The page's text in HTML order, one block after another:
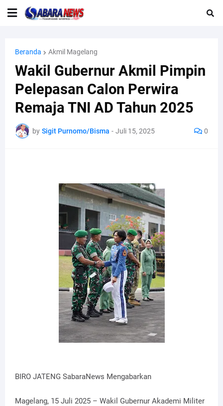
Beranda Akmil Magelang
Wakil Gubernur Akmil Pimpin
Pelepasan Calon Perwira
Remaja TNI AD Tahun 2025
by Sigit Purnomo/Bisma - Juli 15, 2025 0
BIRO JATENG SabaraNews Mengabarkan
Magelang, 15 Juli 2025 – Wakil Gubernur Akademi Militer